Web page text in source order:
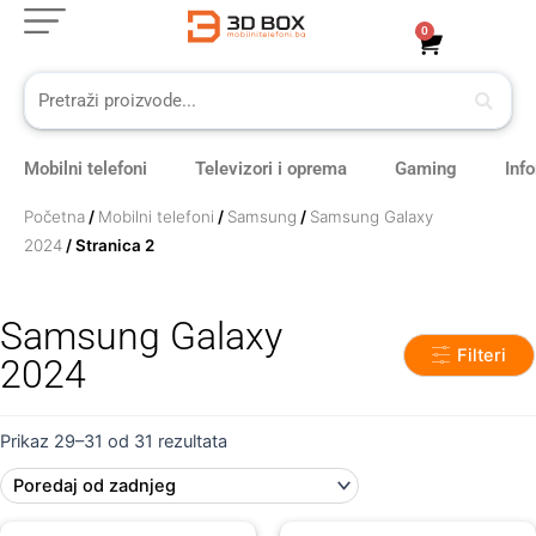
Skip
content
0
Cart
Mobilni telefoni Televizori i oprema Gaming
Početna / Mobilni telefoni / Samsung / Samsung Galaxy
2024 / Stranica 2
Samsung Galaxy
2024
Filteri
Prikaz 29–31 od 31 rezultata